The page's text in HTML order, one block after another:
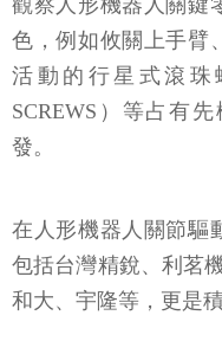
觀察人形機器人關鍵
色，例如攸關上手臂
活動的行星式滾珠
SCREWS）等占有
發。
在人形機器人關節驅
包括台灣精銳、利茗
和大、宇隆等，更是積